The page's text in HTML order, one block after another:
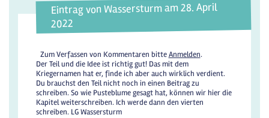
Eintrag von Wassersturm am 28. April
2022
Zum Verfassen von Kommentaren bitteAnmelden.
Der Teil und die Idee ist richtig gut! Das mit dem
Kriegernamen hat er, finde ich aber auch wirklich verdient.
Du brauchst den Teil nicht noch in einen Beitrag zu
schreiben. So wie Pusteblume gesagt hat, können wir hier die
Kapitel weiterschreiben. Ich werde dann den vierten
schreiben. LG Wassersturm